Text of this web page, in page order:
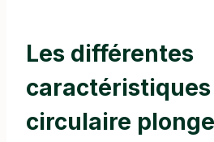
Les différentes
caractéristiques
circulaire